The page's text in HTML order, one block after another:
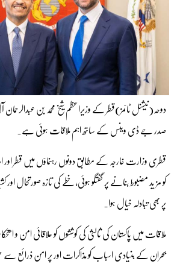
دوحہ(نیشنل ٹائمز)قطر کے وزیراعظم شیخ محمد بن
صدر جے ڈی وینس کے ساتھ اہم ملاقات ہوئی ہے۔
قطری وزارت خارجہ کے مطابق دونوں رہنماؤں میں قطر اور
کو مز ید مضبوط بنانے پر گفتگو ہوئی، خطے کی تازہ صورتحال
پر بھی تبادلہ خیال ہوا۔
ملاقات میں پاکستان کی ثالثی کی کوششوں کو علاقائی امن و
بحران کے بنیادی اسباب کو مذاکرات اور پر امن ذرائع سے